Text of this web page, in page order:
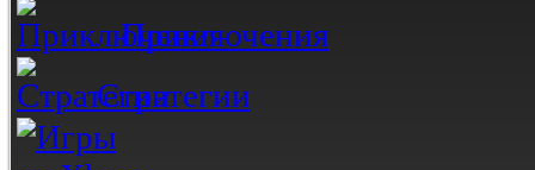
Приключения
Стратегии